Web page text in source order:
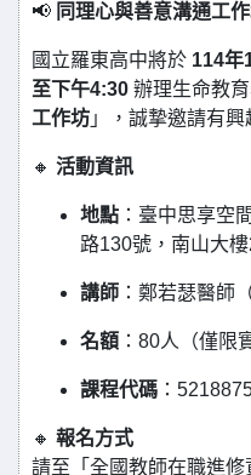
📢 同理心與善意溝通工
國立羅東高中將於 114年
至下午4:30 辦理生命教
工作坊 」，誠摯邀請有興
🔸 活動資訊
地點 ：臺中思享空
路130號，南山大樓
講師 ：鄭若瑟醫師
名額 ：80人（僅限
課程代碼 ：
🔸 報名方式
請至「全國教師在職進修